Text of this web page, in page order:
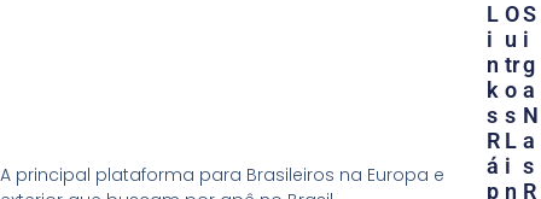
A principal plataforma para Brasileiros na Europa e
O
U
Tr
O
S
L
I
N
L
I
N
K
S
R
Á
P
S
I
G
A
N
A
S
R